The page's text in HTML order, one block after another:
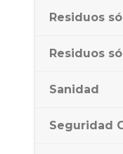
Residuos
Residuos
Sanidad
Seguridad